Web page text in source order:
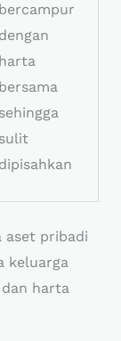
bercampur
dengan
harta
bersama
sehingga
sulit
dipisahkan
aset pribadi
keluarga
harta